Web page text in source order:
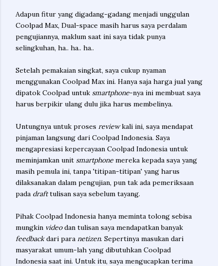
Adapun fitur yang digadang-gadang menjadi unggulan
Coolpad Max, Dual-space masih harus saya perdalam
pengujiannya, maklum saat ini saya tidak punya
selingkuhan, ha.. ha.. ha..
Setelah pemakaian singkat, saya cukup nyaman
menggunakan Coolpad Max ini. Hanya saja harga jual yang
dipatok Coolpad untuk smartphone-nya ini membuat saya
harus berpikir ulang dulu jika harus membelinya.
Untungnya untuk proses reviewkali ini, saya mendapat
pinjaman langsung dari Coolpad Indonesia. Saya
mengapresiasi kepercayaan Coolpad Indonesia untuk
meminjamkan unit smartphone mereka kepada saya yang
masih pemula ini, tanpa 'titipan-titipan' yang harus
dilaksanakan dalam pengujian, pun tak ada pemeriksaan
pada drafttulisan saya sebelum tayang.
Pihak Coolpad Indonesia hanya meminta tolong sebisa
mungkin videodan tulisan saya mendapatkan banyak
feedbackdari para netizen. Sepertinya masukan dari
masyarakat umum-lah yang dibutuhkan Coolpad
Indonesia saat ini. Untuk itu, saya mengucapkan terima